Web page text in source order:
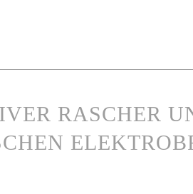
RASCHER